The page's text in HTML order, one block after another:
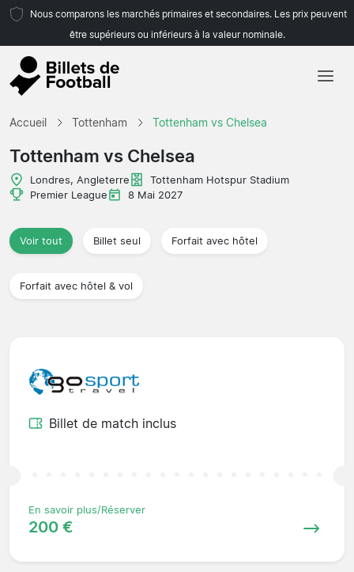
Nous comparons les marchés primaires et secondaires. Les prix peuvent
être supérieurs ou inférieurs à la valeur nominale.
Agences de voyages
Accueil Tottenham Tottenham vs Chelsea
Tottenham vs Chelsea
Londres, Angleterre
Tottenham Hotspur Stadium
Premier League
8 Mai 2027
Voir tout Billet seul Forfait avec hôtel
Forfait avec hôtel & vol
Billet de match inclus
En savoir plus/Réserver
200 €